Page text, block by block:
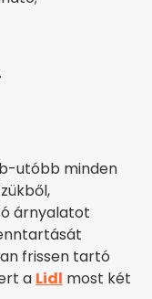
utóbb minden
árnyalatot
frissen tartó
a Lidl most két